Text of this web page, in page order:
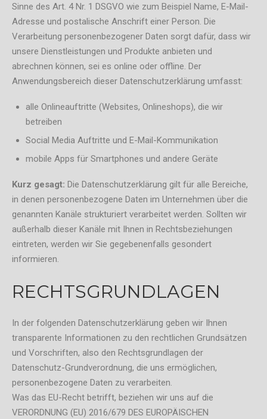
Sinne des Art. 4 Nr. 1 DSGVO wie zum Beispiel Name, E-Mail-
Adresse und postalische Anschrift einer Person. Die
Verarbeitung personenbezogener Daten sorgt dafür, dass wir
unsere Dienstleistungen und Produkte anbieten und
abrechnen können, sei es online oder offline. Der
Anwendungsbereich dieser Datenschutzerklärung umfasst:
alle Onlineauftritte (Websites, Onlineshops), die wir
betreiben
Social Media Auftritte und E-Mail-Kommunikation
mobile Apps für Smartphones und andere Geräte
Kurz gesagt: Die Datenschutzerklärung gilt für alle Bereiche,
in denen personenbezogene Daten im Unternehmen über die
genannten Kanäle strukturiert verarbeitet werden. Sollten wir
außerhalb dieser Kanäle mit Ihnen in Rechtsbeziehungen
eintreten, werden wir Sie gegebenenfalls gesondert
informieren.
RECHTSGRUNDLAGEN
In der folgenden Datenschutzerklärung geben wir Ihnen
transparente Informationen zu den rechtlichen Grundsätzen
und Vorschriften, also den Rechtsgrundlagen der
Datenschutz-Grundverordnung, die uns ermöglichen,
personenbezogene Daten zu verarbeiten.
Was das EU-Recht betrifft, beziehen wir uns auf die
VERORDNUNG (EU) 2016/679 DES EUROPÄISCHEN